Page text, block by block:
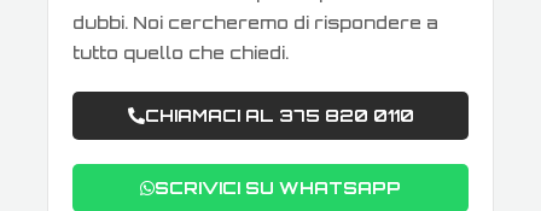
dubbi. Noi cercheremo di rispondere a
tutto quello che chiedi.
CHIAMACI AL 375 820 0110
SCRIVICI SU WHATSAPP